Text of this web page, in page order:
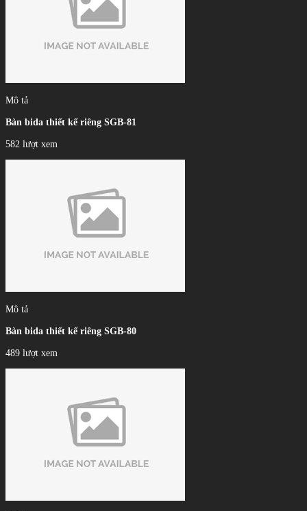
Mô tả
Bàn bida thiết kế riêng SGB-81
582 lượt xem
Mô tả
Bàn bida thiết kế riêng SGB-80
489 lượt xem